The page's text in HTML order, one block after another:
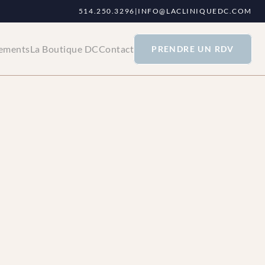
514.250.3296 | INFO@LACLINIQUEDC.COM
La Boutique DCContact PRENDRE UN RDV